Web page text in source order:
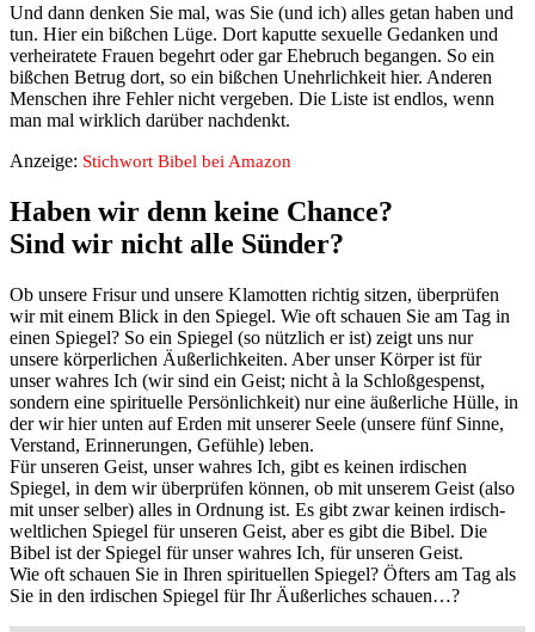
Und dann denken Sie mal, was Sie (und ich) alles getan haben und
tun. Hier ein bißchen Lüge. Dort kaputte sexuelle Gedanken und
verheiratete Frauen begehrt oder gar Ehebruch begangen. So ein
bißchen Betrug dort, so ein bißchen Unehrlichkeit hier. Anderen
Menschen ihre Fehler nicht vergeben. Die Liste ist endlos, wenn
man mal wirklich darüber nachdenkt.
Anzeige: Stichwort Bibel bei Amazon
Haben wir denn keine Chance?
Sind wir nicht alle Sünder?
Ob unsere Frisur und unsere Klamotten richtig sitzen, überprüfen
wir mit einem Blick in den Spiegel. Wie oft schauen Sie am Tag in
einen Spiegel? So ein Spiegel (so nützlich er ist) zeigt uns nur
unsere körperlichen Äußerlichkeiten. Aber unser Körper ist für
unser wahres Ich (wir sind ein Geist; nicht à la Schloßgespenst,
sondern eine spirituelle Persönlichkeit) nur eine äußerliche Hülle, in
der wir hier unten auf Erden mit unserer Seele (unsere fünf Sinne,
Verstand, Erinnerungen, Gefühle) leben.
Für unseren Geist, unser wahres Ich, gibt es keinen irdischen
Spiegel, in dem wir überprüfen können, ob mit unserem Geist (also
mit unser selber) alles in Ordnung ist. Es gibt zwar keinen irdisch-
weltlichen Spiegel für unseren Geist, aber es gibt die Bibel. Die
Bibel ist der Spiegel für unser wahres Ich, für unseren Geist.
Wie oft schauen Sie in Ihren spirituellen Spiegel? Öfters am Tag als
Sie in den irdischen Spiegel für Ihr Äußerliches schauen…?